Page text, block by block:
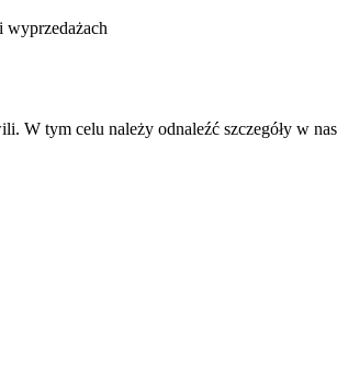
wyprzedażach
W tym celu należy odnaleźć szczegóły w